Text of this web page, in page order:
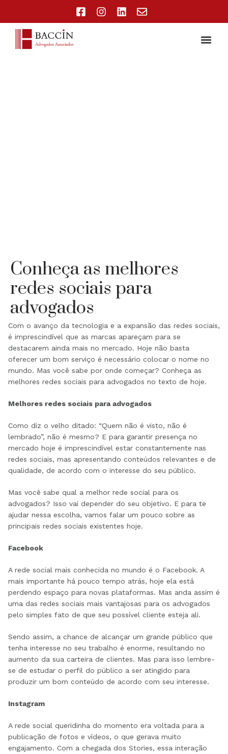
Conheça as melhores
redes sociais para
advogados
Com o avanço da tecnologia e a expansão das redes sociais,
é imprescindível que as marcas apareçam para se
destacarem ainda mais no mercado. Hoje não basta
oferecer um bom serviço é necessário colocar o nome no
mundo. Mas você sabe por onde começar? Conheça as
melhores redes sociais para advogados no texto de hoje.
Melhores redes sociais para advogados
Como diz o velho ditado: “Quem não é visto, não é
lembrado”, não é mesmo? E para garantir presença no
mercado hoje é imprescindível estar constantemente nas
redes sociais, mas apresentando conteúdos relevantes e de
qualidade, de acordo com o interesse do seu público.
Mas você sabe qual a melhor rede social para os
advogados? Isso vai depender do seu objetivo. E para te
ajudar nessa escolha, vamos falar um pouco sobre as
principais redes sociais existentes hoje.
Facebook
A rede social mais conhecida no mundo é o Facebook. A
mais importante há pouco tempo atrás, hoje ela está
perdendo espaço para novas plataformas. Mas anda assim é
uma das redes sociais mais vantajosas para os advogados
pelo simples fato de que seu possível cliente esteja ali.
Sendo assim, a chance de alcançar um grande público que
tenha interesse no seu trabalho é enorme, resultando no
aumento da sua carteira de clientes. Mas para isso lembre-
se de estudar o perfil do público a ser atingido para
produzir um bom conteúdo de acordo com seu interesse.
Instagram
A rede social queridinha do momento era voltada para a
publicação de fotos e vídeos, o que gerava muito
engajamento. Com a chegada dos Stories, essa interação